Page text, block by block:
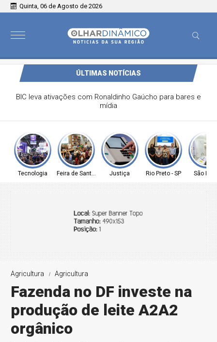
Quinta, 06 de Agosto de 2026
ÚLTIMAS NOTÍCIAS
Educação de Gurupi celebra avanço histórico no IDEB 2025
e supera meta projetada
Tecnologia Feira de Santana-BAJustiça Rio Preto - SP São
Agricultura Agricultura
Fazenda no DF investe na
produção de leite A2A2
orgânico